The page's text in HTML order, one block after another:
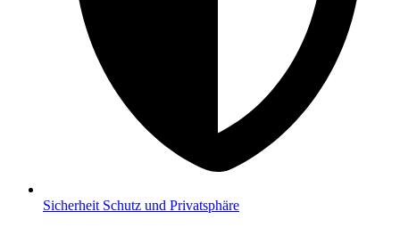
Sicherheit Schutz und Privatsphäre